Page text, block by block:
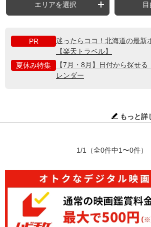
エリアを選択
PR
迷ったらココ！北海道の最新
【楽天トラベル】
夏休み特集
【7月・8月】日付から探せ
レンダー
もっと詳
1/1 （全0件中1〜0件）